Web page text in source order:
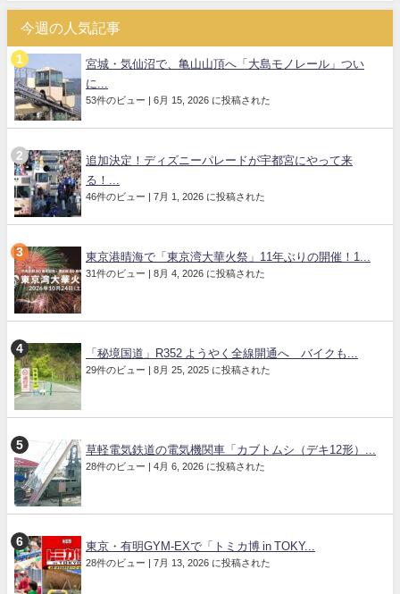
今週の人気記事
宮城・気仙沼で、亀山山頂へ「大島モノレール」つい
に...
53件のビュー | 6月 15, 2026 に投稿された
追加決定！ディズニーパレードが宇都宮にやって来
る！...
46件のビュー | 7月 1, 2026 に投稿された
東京港晴海で「東京湾大華火祭」11年ぶりの開催！1...
31件のビュー | 8月 4, 2026 に投稿された
「秘境国道」R352 ようやく全線開通へ バイクも...
29件のビュー | 8月 25, 2025 に投稿された
草軽電気鉄道の電気機関車「カブトムシ（デキ12形）...
28件のビュー | 4月 6, 2026 に投稿された
東京・有明GYM-EXで「トミカ博 in TOKY...
28件のビュー | 7月 13, 2026 に投稿された